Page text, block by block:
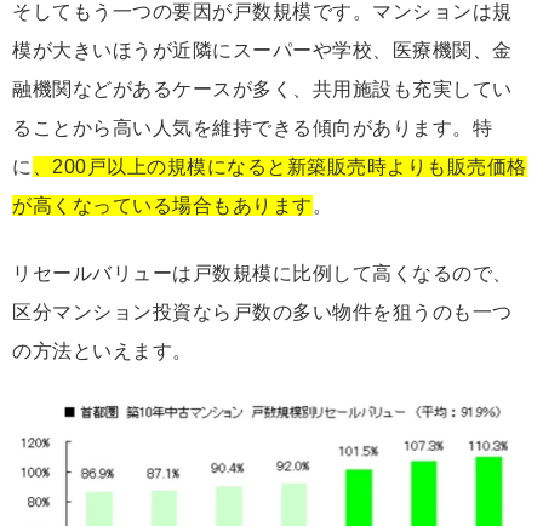
そしてもう一つの要因が戸数規模です。マンションは規
模が大きいほうが近隣にスーパーや学校、医療機関、金
融機関などがあるケースが多く、共用施設も充実してい
ることから高い人気を維持できる傾向があります。特
に
、200戸以上の規模になると新築販売時よりも販売価格
が高くなっている場合もあります 。
リセールバリューは戸数規模に比例して高くなるので、
区分マンション投資なら戸数の多い物件を狙うのも一つ
の方法といえます。